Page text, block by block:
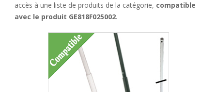
accès à une liste de produits de la catégorie, compatible
avec le produit GE818F025002.